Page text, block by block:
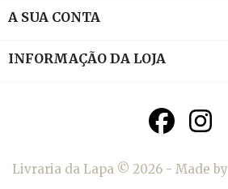
A SUA CONTA
INFORMAÇÃO DA LOJA
Livraria da Lapa © 2026 - Made